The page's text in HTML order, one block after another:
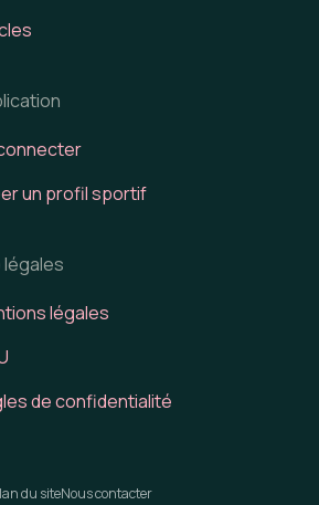
un profil sportif
légales
légales
de confidentialité
du siteNous contacter